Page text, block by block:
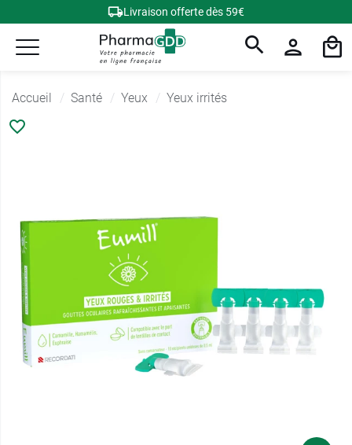
Livraison offerte dès 59€
Accueil Santé Yeux Yeux irrités